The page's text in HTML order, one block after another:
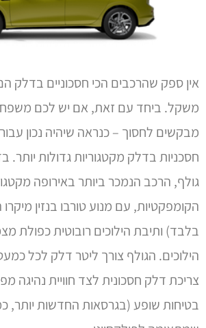
אין ספק שהרכבים הכי חסכוניים בדלק
משקל. ביחד עם זאת, אם יש לכם
מבקשים לחסוך – כנראה שיהיה נכון
חסכניות בדלק מקטגוריות גדולות יותר.
גולף, הרכב הנמכר ביותר באירופה
הקומפקטיות, עם מנוע טורבו בנזין
בלבד) ותיבת הילוכים רובוטית כפולת
צריכת דלק חסכונית לצד חוויית נהיגה
בטיחות שופע (בגרסאות החדשות יותר,